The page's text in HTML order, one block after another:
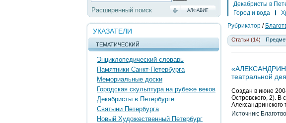
Расширенный поиск АЛФАВИТ
УКАЗАТЕЛИ
ТЕМАТИЧЕСКИЙ
Энциклопедический словарь
Памятники Санкт-Петербурга
Мемориальные доски
Городская скульптура на рубеже веков
Декабристы в Петербурге
Святыни Петербурга
Новый Художественный Петербург
Декабристы в
Город и вода
Рубрикатор /
Статьи (14)
театральной
Создан в июне
Островского, 2). В
Александринского
Источник: